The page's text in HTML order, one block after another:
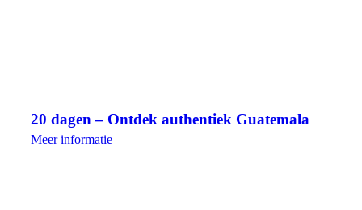
20 dagen – Ontdek authentiek Guatemala
Meer informatie